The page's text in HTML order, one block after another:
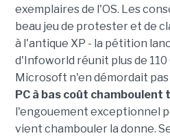
exemplaires de l'OS. Les
beau jeu de protester et de
à l'antique XP - la pétition
d'Infoworld réunit plus de
Microsoft n'en démordait pas
PC à bas coût chamboulent
l'engouement exceptionnel
vient chambouler la donne.